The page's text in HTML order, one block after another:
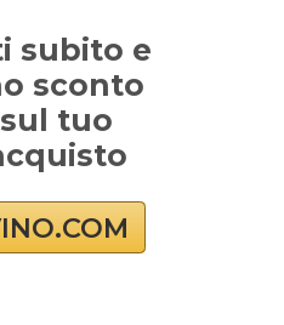
subito e
sconto
tuo